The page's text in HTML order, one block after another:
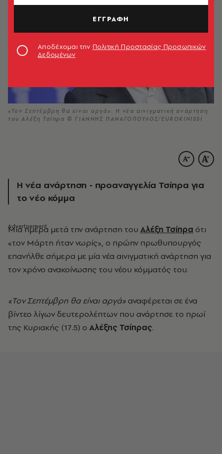
«Τον Σεπτέμβρη θα είναι αργά»: Η νέα αινιγματική ανάρτηση
του Αλέξη Τσίπρα © ΓΙΑΝΝΗΣ ΠΑΝΑΓΟΠΟΥΛΟΣ/EUROKINISSΙ
Η νέα ανάρτηση - προαναγγελία Τσίπρα για
το νέο κόμμα
Μία ημέρα μετά την ανάρτηση του Αλέξη Τσίπρα ότι
«τον Μάρτη ήταν νωρίς», ο πρώην πρωθυπουργός
επανήλθε σήμερα με μία νέα αινιγματική ανάρτηση για
τον χρόνο ανακοίνωσης του νέου κόμματός του.
«Τον Σεπτέμβρη θα είναι αργά» αναφέρεται σε ένα
βίντεο λίγων δευτερολέπτων που ανάρτησε το πρωί
της Κυριακής (17.5) ο Αλέξης Τσίπρας.
ΕΓΓΡΑΦΗ
Αποδέχομαι την Πολιτική Προστασίας Προσωπικών
Δεδομένων